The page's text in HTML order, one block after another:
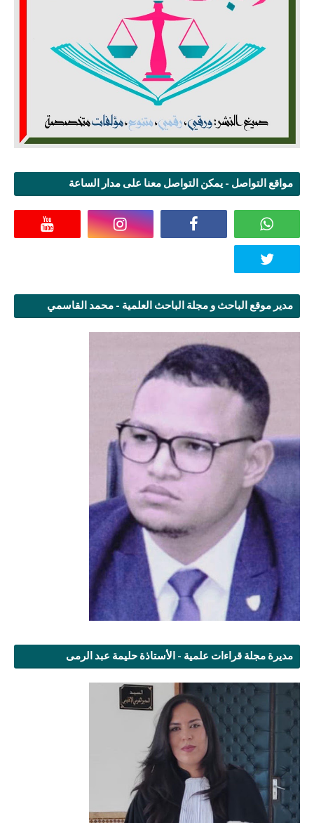
مواقع التواصل - يمكن التواصل معنا على مدار الساعة
مدير موقع الباحث و مجلة الباحث العلمية - محمد القاسمي
مديرة مجلة قراءات علمية - الأستاذة حليمة عبد الرمى